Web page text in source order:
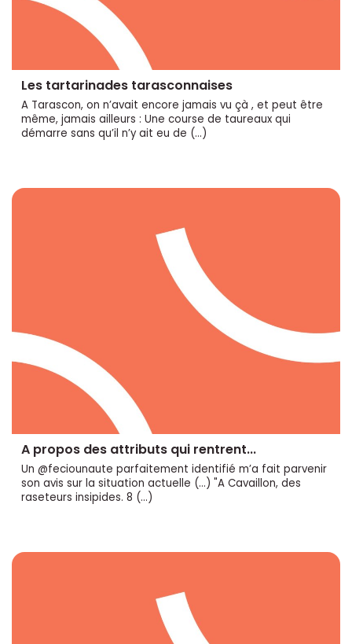
Les tartarinades tarasconnaises
A Tarascon, on n’avait encore jamais vu çà , et peut être
même, jamais ailleurs : Une course de taureaux qui
démarre sans qu’il n’y ait eu de (…)
A propos des attributs qui rentrent...
Un @feciounaute parfaitement identifié m’a fait parvenir
son avis sur la situation actuelle (...) "A Cavaillon, des
raseteurs insipides. 8 (…)